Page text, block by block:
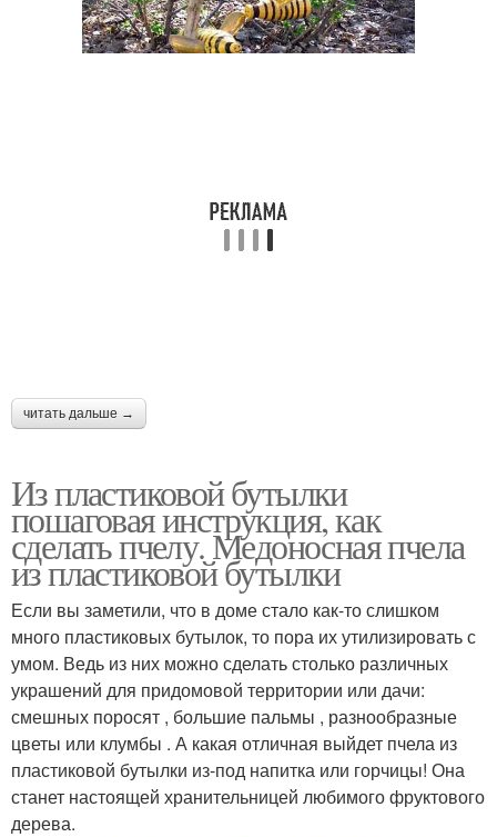
читать дальше →
Из пластиковой бутылки
пошаговая инструкция, как
сделать пчелу. Медоносная пчела
из пластиковой бутылки
Если вы заметили, что в доме стало как-то слишком
много пластиковых бутылок, то пора их утилизировать с
умом. Ведь из них можно сделать столько различных
украшений для придомовой территории или дачи:
смешных поросят , большие пальмы , разнообразные
цветы или клумбы . А какая отличная выйдет пчела из
пластиковой бутылки из-под напитка или горчицы! Она
станет настоящей хранительницей любимого фруктового
дерева.